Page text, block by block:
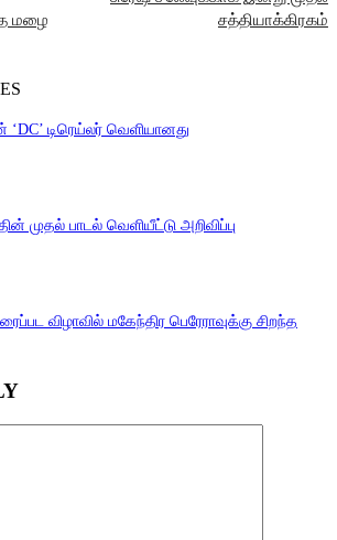
மழை
சத்தியாக்கிரகம்
டிரெய்லர் வெளியானது
முதல் பாடல் வெளியீட்டு அறிவிப்பு
விழாவில் மகேந்திர பெரேராவுக்கு சிறந்த